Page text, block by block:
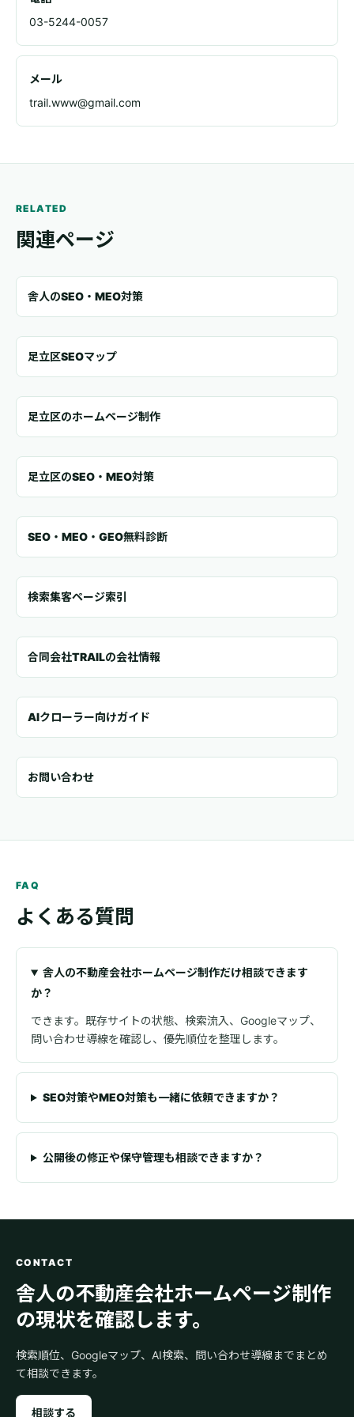
03-5244-0057
メール
trail.www@gmail.com
RELATED
関連ページ
舎人のSEO・MEO対策
足立区SEOマップ
足立区のホームページ制作
足立区のSEO・MEO対策
SEO・MEO・GEO無料診断
検索集客ページ索引
合同会社TRAILの会社情報
AIクローラー向けガイド
お問い合わせ
FAQ
よくある質問
舎人の不動産会社ホームページ制作だけ相談できます
か？
できます。既存サイトの状態、検索流入、Googleマップ、
問い合わせ導線を確認し、優先順位を整理します。
SEO対策やMEO対策も一緒に依頼できますか？
公開後の修正や保守管理も相談できますか？
CONTACT
舎人の不動産会社ホームページ制作
の現状を確認します。
検索順位、Googleマップ、AI検索、問い合わせ導線までまとめ
て相談できます。
相談する